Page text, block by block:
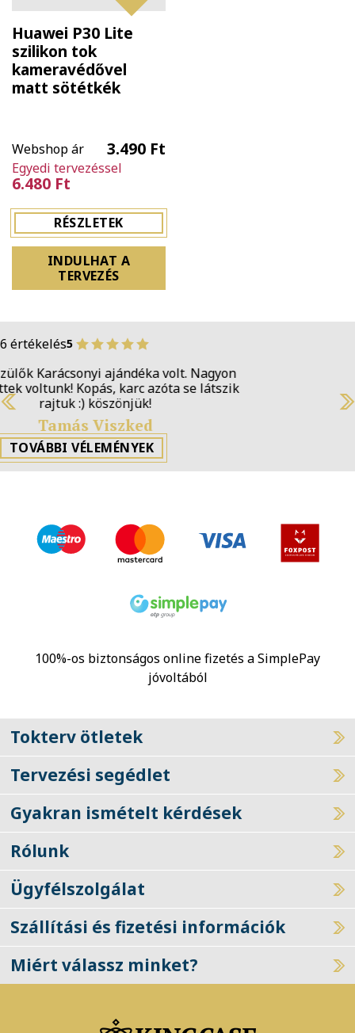
Huawei P30 Lite
szilikon tok
kameravédővel
matt sötétkék
Webshop ár 3.490 Ft
Egyedi tervezéssel
6.480 Ft
RÉSZLETEK
INDULHAT A
TERVEZÉS
6 értékelés5
Brutál jó lett. Köszönöm!
(H)
Bence Kalmár
Previous
TOVÁBBI VÉLEMÉNYEK
jóvoltából
Tokterv ötletek
Tervezési segédlet
Gyakran ismételt kérdések
Rólunk
Ügyfélszolgálat
Szállítási és fizetési információk
Miért válassz minket?